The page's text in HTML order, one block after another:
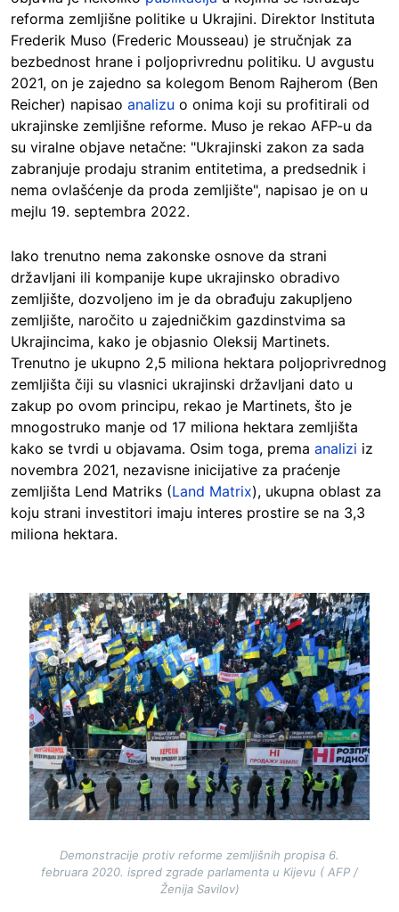
reforma zemljišne politike u Ukrajini. Direktor Instituta
Frederik Muso (Frederic Mousseau) je stručnjak za
bezbednost hrane i poljoprivrednu politiku. U avgustu
2021, on je zajedno sa kolegom Benom Rajherom (Ben
Reicher) napisao analizu o onima koji su profitirali od
ukrajinske zemljišne reforme. Muso je rekao AFP-u da
su viralne objave netačne: "Ukrajinski zakon za sada
zabranjuje prodaju stranim entitetima, a predsednik i
nema ovlašćenje da proda zemljište", napisao je on u
mejlu 19. septembra 2022.
Iako trenutno nema zakonske osnove da strani
državljani ili kompanije kupe ukrajinsko obradivo
zemljište, dozvoljeno im je da obrađuju zakupljeno
zemljište, naročito u zajedničkim gazdinstvima sa
Ukrajincima, kako je objasnio Oleksij Martinets.
Trenutno je ukupno 2,5 miliona hektara poljoprivrednog
zemljišta čiji su vlasnici ukrajinski državljani dato u
zakup po ovom principu, rekao je Martinets, što je
mnogostruko manje od 17 miliona hektara zemljišta
kako se tvrdi u objavama. Osim toga, prema analizi iz
novembra 2021, nezavisne inicijative za praćenje
zemljišta Lend Matriks (Land Matrix), ukupna oblast za
koju strani investitori imaju interes prostire se na 3,3
miliona hektara.
Image
Demonstracije protiv reforme zemljišnih propisa 6.
februara 2020. ispred zgrade parlamenta u Kijevu ( AFP /
Ženija Savilov)